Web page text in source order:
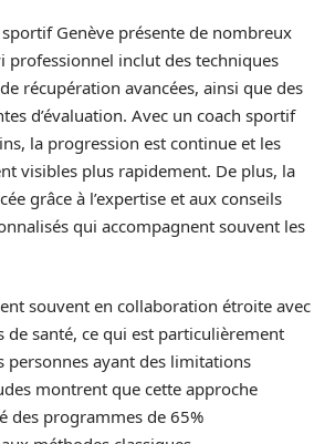
Genève présente de nombreux
professionnel inclut des techniques
récupération avancées, ainsi que des
d’évaluation. Avec un coach sportif
la progression est continue et les
visibles plus rapidement. De plus, la
grâce à l’expertise et aux conseils
qui accompagnent souvent les
souvent en collaboration étroite avec
de santé, ce qui est particulièrement
personnes ayant des limitations
montrent que cette approche
des programmes de 65%